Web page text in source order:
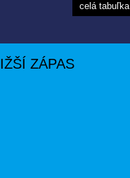
celá tabuľka
ZÁPAS